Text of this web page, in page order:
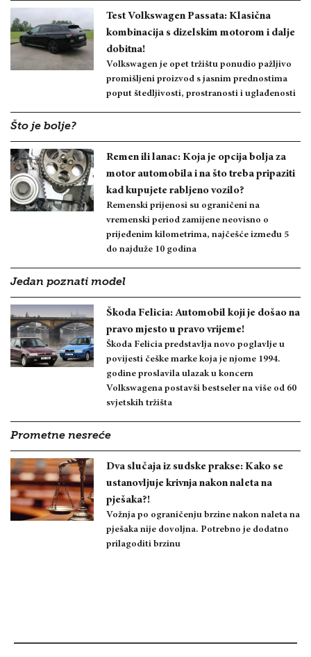
Test Volkswagen Passata: Klasična
kombinacija s dizelskim motorom i dalje
dobitna!
Volkswagen je opet tržištu ponudio pažljivo
promišljeni proizvod s jasnim prednostima
poput štedljivosti, prostranosti i uglađenosti
Što je bolje?
Remen ili lanac: Koja je opcija bolja za
motor automobila i na što treba pripaziti
kad kupujete rabljeno vozilo?
Remenski prijenosi su ograničeni na
vremenski period zamijene neovisno o
prijeđenim kilometrima, najčešće između 5
do najduže 10 godina
Jedan poznati model
Škoda Felicia: Automobil koji je došao na
pravo mjesto u pravo vrijeme!
Škoda Felicia predstavlja novo poglavlje u
povijesti češke marke koja je njome 1994.
godine proslavila ulazak u koncern
Volkswagena postavši bestseler na više od 60
svjetskih tržišta
Prometne nesreće
Dva slučaja iz sudske prakse: Kako se
ustanovljuje krivnja nakon naleta na
pješaka?!
Vožnja po ograničenju brzine nakon naleta na
pješaka nije dovoljna. Potrebno je dodatno
prilagoditi brzinu